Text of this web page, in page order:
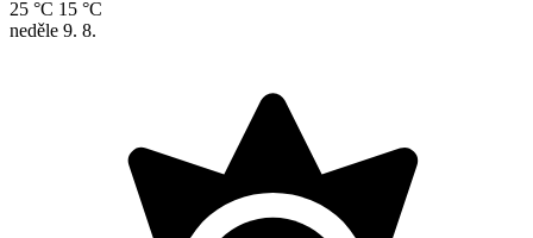
25 °C 15 °C
neděle 9. 8.